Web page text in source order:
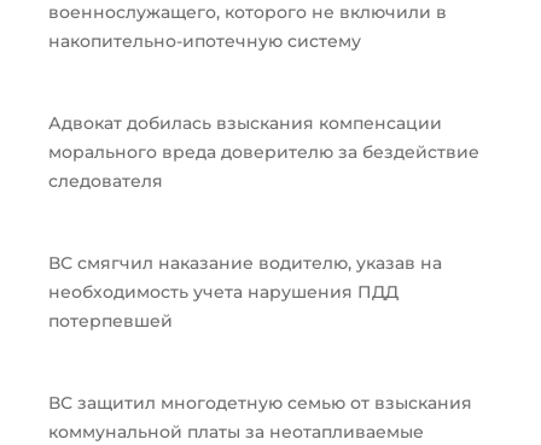
военнослужащего, которого не включили в
накопительно-ипотечную систему
Адвокат добилась взыскания компенсации
морального вреда доверителю за бездействие
следователя
ВС смягчил наказание водителю, указав на
необходимость учета нарушения ПДД
потерпевшей
ВС защитил многодетную семью от взыскания
коммунальной платы за неотапливаемые